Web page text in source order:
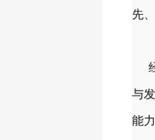
先
与
能